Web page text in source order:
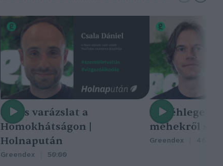
Nincs varázslat a
Homokhátságon |
Holnapután
Greendex 50:00
A méhlegelő
méhekről
Greendex